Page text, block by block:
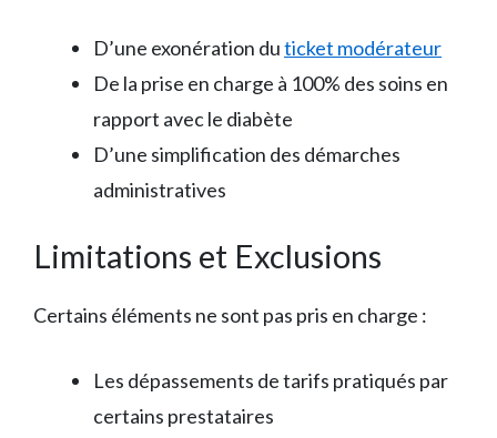
D’une exonération duticket modérateur
De la prise en charge à 100% des soins en
rapport avec le diabète
D’une simplification des démarches
administratives
Limitations et Exclusions
Certains éléments ne sont pas pris en charge :
Les dépassements de tarifs pratiqués par
certains prestataires